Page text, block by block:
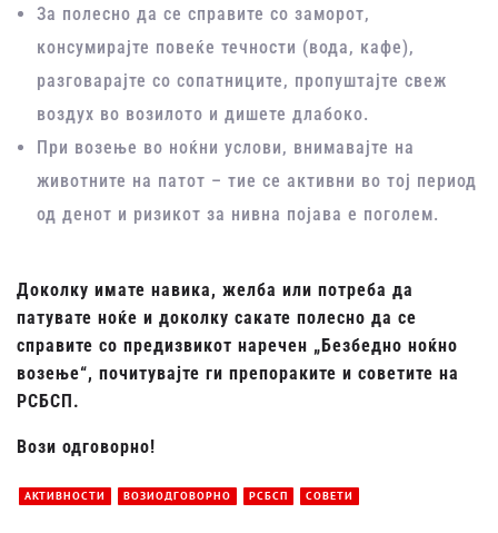
За полесно да се справите со заморот,
консумирајте повеќе течности (вода, кафе),
разговарајте со сопатниците, пропуштајте свеж
воздух во возилото и дишете длабоко.
При возење во ноќни услови, внимавајте на
животните на патот – тие се активни во тој период
од денот и ризикот за нивна појава е поголем.
Доколку имате навика, желба или потреба да
патувате ноќе и доколку сакате полесно да се
справите со предизвикот наречен „Безбедно ноќно
возење“, почитувајте ги препораките и советите на
РСБСП.
Вози одговорно!
АКТИВНОСТИ ВОЗИОДГОВОРНО РСБСП СОВЕТИ